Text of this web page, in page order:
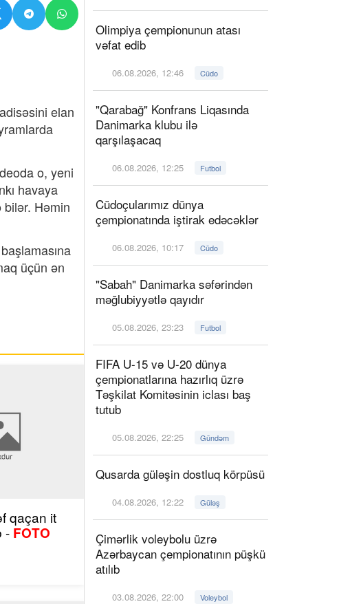
elan
o, yeni
havaya
bilər. Həmin
üçün ən
qaçan it
- FOTO
Olimpiya çempionunun atası
vəfat edib
06.08.2026, 12:46 Cüdo
"Qarabağ" Konfrans Liqasında
Danimarka klubu ilə
qarşılaşacaq
06.08.2026, 12:25 Futbol
Cüdoçularımız dünya
çempionatında iştirak edəcəklər
06.08.2026, 10:17 Cüdo
"Sabah" Danimarka səfərindən
məğlubiyyətlə qayıdır
05.08.2026, 23:23 Futbol
FIFA U-15 və U-20 dünya
çempionatlarına hazırlıq üzrə
Təşkilat Komitəsinin iclası baş
tutub
05.08.2026, 22:25 Gündəm
Qusarda güləşin dostluq körpüsü
04.08.2026, 12:22 Güləş
Çimərlik voleybolu üzrə
Azərbaycan çempionatının püşkü
atılıb
03.08.2026, 22:00 Voleybol